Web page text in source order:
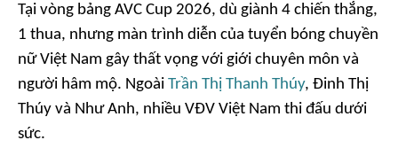
Tại vòng bảng AVC Cup 2026, dù giành 4 chiến thắng,
1 thua, nhưng màn trình diễn của tuyển bóng chuyền
nữ Việt Nam gây thất vọng với giới chuyên môn và
người hâm mộ. Ngoài Trần Thị Thanh Thúy, Đinh Thị
Thúy và Như Anh, nhiều VĐV Việt Nam thi đấu dưới
sức.